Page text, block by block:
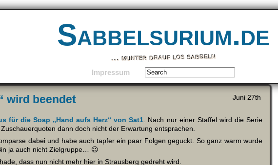
Sabbelsurium.de
… munter drauf los sabbeln
Impressum
Juni 27th
wird beendet
für die Soap „Hand aufs Herz“ von Sat1 . Nach nur einer Staffel wird die Serie
dann doch nicht der Erwartung entsprachen.
dabei und habe auch tapfer ein paar Folgen geguckt. So ganz warm wurde
ja auch nicht Zielgruppe… 😉
dass nun nicht mehr hier in Strausberg gedreht wird.